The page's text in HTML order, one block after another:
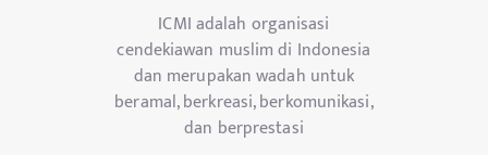
ICMI adalah organisasi
cendekiawan muslim di Indonesia
dan merupakan wadah untuk
beramal, berkreasi, berkomunikasi,
dan berprestasi